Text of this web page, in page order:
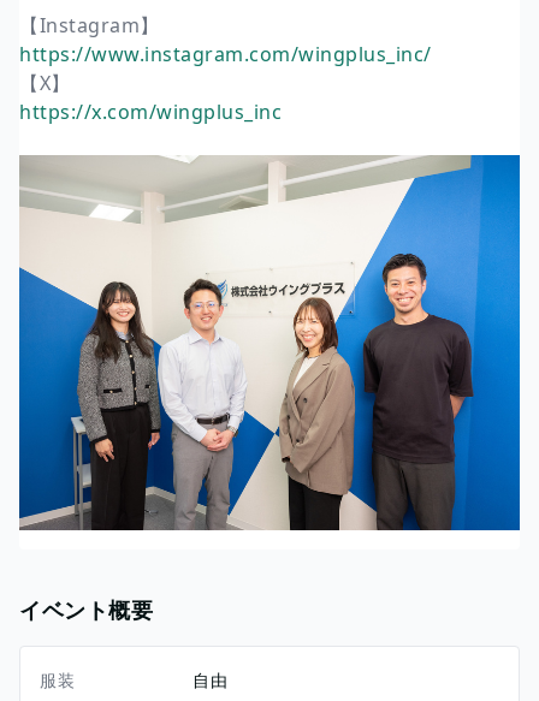
【Instagram】
https://www.instagram.com/wingplus_inc/
【X】
https://x.com/wingplus_inc
イベント概要
服装 自由